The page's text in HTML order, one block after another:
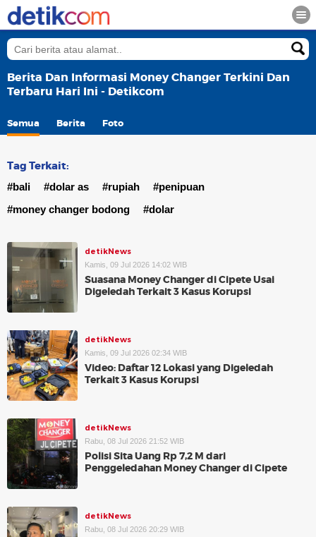
Berita Dan Informasi Money Changer Terkini Dan
Terbaru Hari Ini - Detikcom
Semua Berita Foto
Tag Terkait:
#bali #dolar as #rupiah
#penipuan
#money changer bodong
#dolar
detikNews
Kamis, 09 Jul 2026 14:02 WIB
Suasana Money Changer di Cipete Usai
Digeledah Terkait 3 Kasus Korupsi
detikNews
Kamis, 09 Jul 2026 02:34 WIB
Video: Daftar 12 Lokasi yang Digeledah
Terkait 3 Kasus Korupsi
detikNews
Rabu, 08 Jul 2026 21:52 WIB
Polisi Sita Uang Rp 7,2 M dari
Penggeledahan Money Changer di Cipete
detikNews
Rabu, 08 Jul 2026 20:29 WIB